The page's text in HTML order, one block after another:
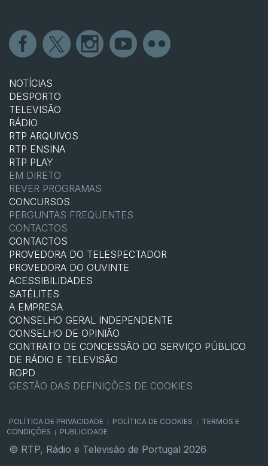
NOTÍCIAS
DESPORTO
TELEVISÃO
RÁDIO
RTP ARQUIVOS
RTP ENSINA
RTP PLAY
EM DIRETO
REVER PROGRAMAS
CONCURSOS
PERGUNTAS FREQUENTES
CONTACTOS
CONTACTOS
PROVEDORA DO TELESPECTADOR
PROVEDORA DO OUVINTE
ACESSIBILIDADES
SATÉLITES
A EMPRESA
CONSELHO GERAL INDEPENDENTE
CONSELHO DE OPINIÃO
CONTRATO DE CONCESSÃO DO SERVIÇO PÚBLICO
DE RÁDIO E TELEVISÃO
RGPD
GESTÃO DAS DEFINIÇÕES DE COOKIES
POLÍTICA DE PRIVACIDADE POLÍTICA DE COOKIES
TERMOS E
CONDIÇÕES
PUBLICIDADE
© RTP, Rádio e Televisão de Portugal 2026